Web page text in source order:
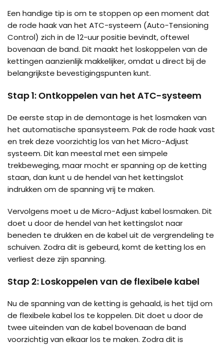
Een handige tip is om te stoppen op een moment dat
de rode haak van het ATC-systeem (Auto-Tensioning
Control) zich in de 12-uur positie bevindt, oftewel
bovenaan de band. Dit maakt het loskoppelen van de
kettingen aanzienlijk makkelijker, omdat u direct bij de
belangrijkste bevestigingspunten kunt.
Stap 1: Ontkoppelen van het ATC-systeem
De eerste stap in de demontage is het losmaken van
het automatische spansysteem. Pak de rode haak vast
en trek deze voorzichtig los van het Micro-Adjust
systeem. Dit kan meestal met een simpele
trekbeweging, maar mocht er spanning op de ketting
staan, dan kunt u de hendel van het kettingslot
indrukken om de spanning vrij te maken.
Vervolgens moet u de Micro-Adjust kabel losmaken. Dit
doet u door de hendel van het kettingslot naar
beneden te drukken en de kabel uit de vergrendeling te
schuiven. Zodra dit is gebeurd, komt de ketting los en
verliest deze zijn spanning.
Stap 2: Loskoppelen van de flexibele kabel
Nu de spanning van de ketting is gehaald, is het tijd om
de flexibele kabel los te koppelen. Dit doet u door de
twee uiteinden van de kabel bovenaan de band
voorzichtig van elkaar los te maken. Zodra dit is